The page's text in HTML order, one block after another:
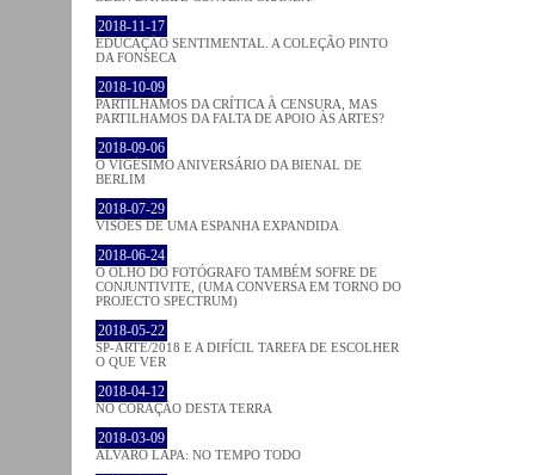
2018-11-17
EDUCAÇÃO SENTIMENTAL. A COLEÇÃO PINTO
DA FONSECA
2018-10-09
PARTILHAMOS DA CRÍTICA À CENSURA, MAS
PARTILHAMOS DA FALTA DE APOIO ÀS ARTES?
2018-09-06
O VIGÉSIMO ANIVERSÁRIO DA BIENAL DE
BERLIM
2018-07-29
VISÕES DE UMA ESPANHA EXPANDIDA
2018-06-24
O OLHO DO FOTÓGRAFO TAMBÉM SOFRE DE
CONJUNTIVITE, (UMA CONVERSA EM TORNO DO
PROJECTO SPECTRUM)
2018-05-22
SP-ARTE/2018 E A DIFÍCIL TAREFA DE ESCOLHER
O QUE VER
2018-04-12
NO CORAÇÂO DESTA TERRA
2018-03-09
ÁLVARO LAPA: NO TEMPO TODO